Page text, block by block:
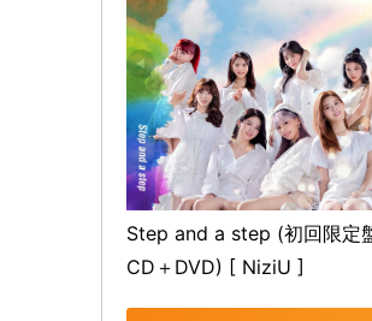
Step and a step (初回限定
CD＋DVD) [ NiziU ]